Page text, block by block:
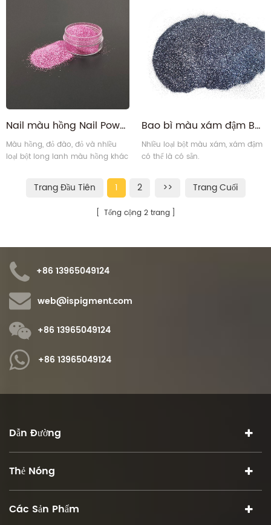
iSuoChem® mang trách nhiệm
xây dựng sự xuất sắc.
Trung Quốc, iSuoChem® mang
trách nhiệm xây dựng sự xuất sắc.
Nail màu hồng Nail Powder long lanh cho đơn hàng số lượng lớn
Màu hồng, đỏ đào, đỏ và nhiều
loại bột long lanh màu hồng khác
Bao bì màu xám đậm Bao bì Gray Craft Fine Glitters Pigments để bán hàng trực tuyến
Nhiều loại bột màu xám, xám đậm
có thể là có sẵn.
Trang Đầu Tiên 1 2 >> Trang Cuối
Tổng cộng 2 trang
+86 13965049124
web@ispigment.com
+86 13965049124
+86 13965049124
Dẫn Đường
Thẻ Nóng
Các Sản Phẩm